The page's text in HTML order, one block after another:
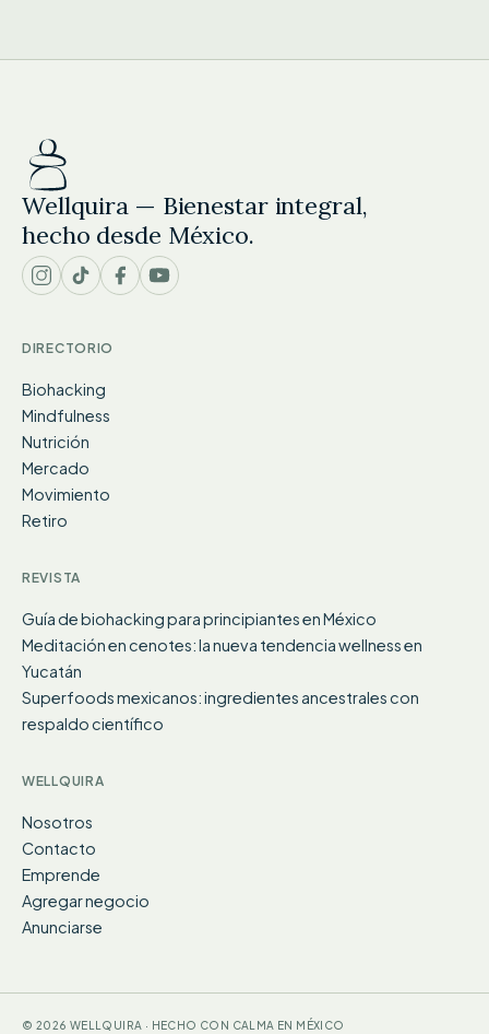
Wellquira — Bienestar integral,
hecho desde México.
DIRECTORIO
Biohacking
Mindfulness
Nutrición
Mercado
Movimiento
Retiro
REVISTA
Guía de biohacking para principiantes en México
Meditación en cenotes: la nueva tendencia wellness en
Yucatán
Superfoods mexicanos: ingredientes ancestrales con
respaldo científico
WELLQUIRA
Nosotros
Contacto
Emprende
Agregar negocio
Anunciarse
© 2026 WELLQUIRA · HECHO CON CALMA EN MÉXICO